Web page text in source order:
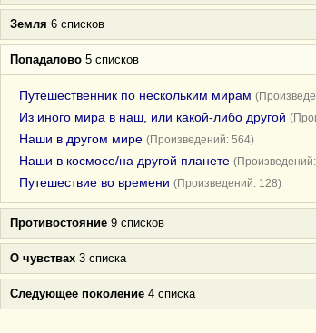
Земля 6 списков
Попадалово 5 списков
Путешественник по нескольким мирам
Из иного мира в наш, или какой-либо другой
Наши в другом мире (Произведений: 564)
Наши в космосе/на другой планете
Путешествие во времени (Произведений: 128)
Противостояние 9 списков
О чувствах 3 списка
Следующее поколение 4 списка